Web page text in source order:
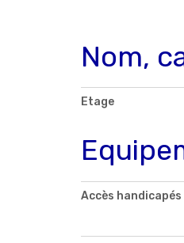
Nom,
Etage
Accès handicapés